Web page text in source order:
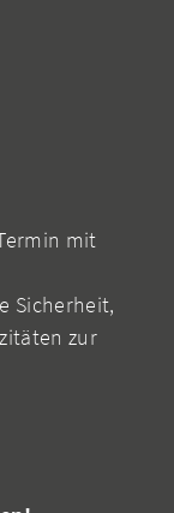
mit
Sicherheit,
zur